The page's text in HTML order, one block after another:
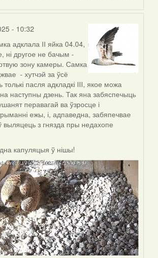
- 10:32
адклала ІІ яйка 04.04,
ні другое не бачым -
зону камеры. Самка
- хутчэй за ўсё
толькі пасля адкладкі ІІІ, якое можа
наступны дзень. Так яна забяспечыць
перавагай ва ўзросце і
ежы, і, адпаведна, забяпечвае
з гнязда пры недахопе
капуляцыя ў нішы!